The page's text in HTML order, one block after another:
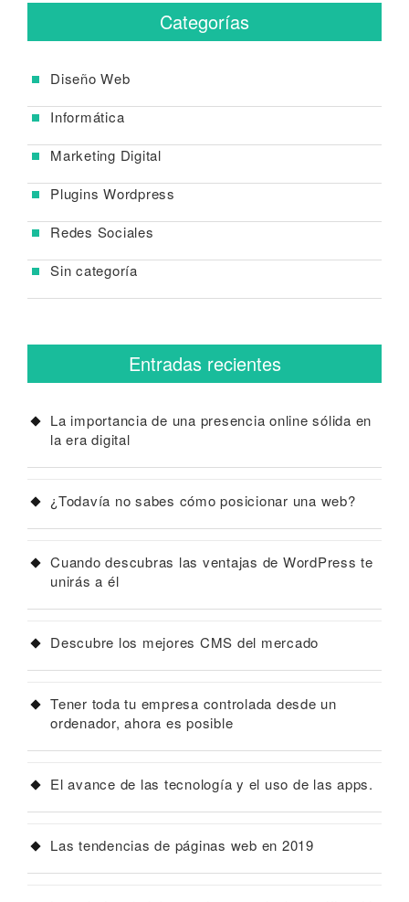
Categorías
Diseño Web
Informática
Marketing Digital
Plugins Wordpress
Redes Sociales
Sin categoría
Entradas recientes
La importancia de una presencia online sólida en
la era digital
¿Todavía no sabes cómo posicionar una web?
Cuando descubras las ventajas de WordPress te
unirás a él
Descubre los mejores CMS del mercado
Tener toda tu empresa controlada desde un
ordenador, ahora es posible
El avance de las tecnología y el uso de las apps.
Las tendencias de páginas web en 2019